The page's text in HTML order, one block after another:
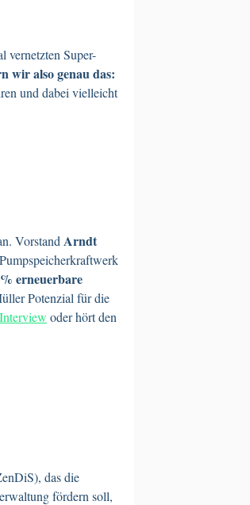
vernetzten Super-
wir also genau das:
und dabei vielleicht
Vorstand Arndt
erneuerbare
Potenzial für die
oder hört den
das die
fördern soll,